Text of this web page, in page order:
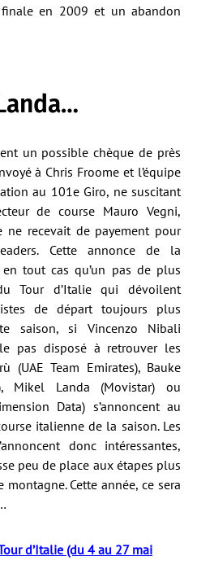
en 2009 et un abandon
un possible chèque de près
à Chris Froome et l’équipe
au 101e Giro, ne suscitant
de course Mauro Vegni,
ne recevait de payement pour
Cette annonce de la
en tout cas qu’un pas de plus
Tour d’Italie qui dévoilent
de départ toujours plus
saison, si Vincenzo Nibali
pas disposé à retrouver les
(UAE Team Emirates), Bauke
Mikel Landa (Movistar) ou
Data) s’annoncent au
italienne de la saison. Les
donc intéressantes,
peu de place aux étapes plus
Cette année, ce sera
d’Italie (du 4 au 27 mai